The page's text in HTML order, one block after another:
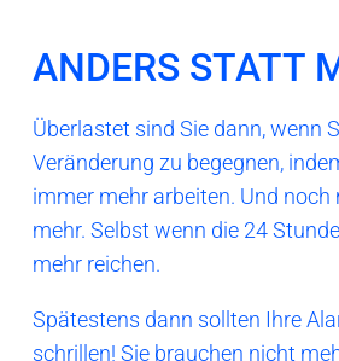
ANDERS STATT
Überlastet sind Sie dann, wenn
Veränderung zu begegnen,
immer mehr arbeiten. Und noch
mehr. Selbst wenn die 24
mehr reichen.
Spätestens dann sollten Ihre
schrillen! Sie brauchen nicht